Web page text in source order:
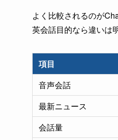
よく比較されるのが
英会話目的なら違いは
項目
音声会話
最新ニュース
会話量